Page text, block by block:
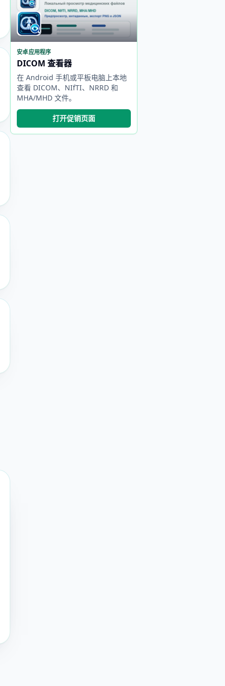
安卓应用程序
DICOM 查看器
在 Android 手机或平板电脑上本地
查看 DICOM、NIfTI、NRRD 和
MHA/MHD 文件。
打开促销页面